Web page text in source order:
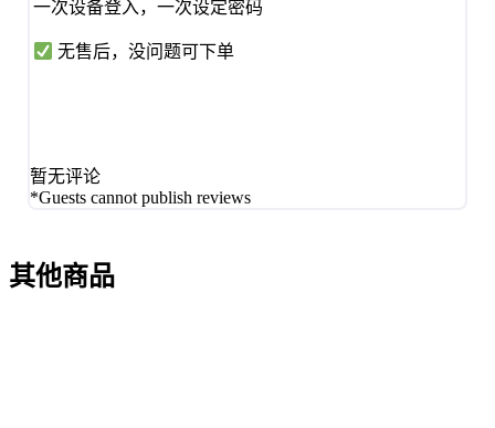
一次设备登入，一次设定密码
无售后，没问题可下单
暂无评论
*Guests cannot publish reviews
其他商品